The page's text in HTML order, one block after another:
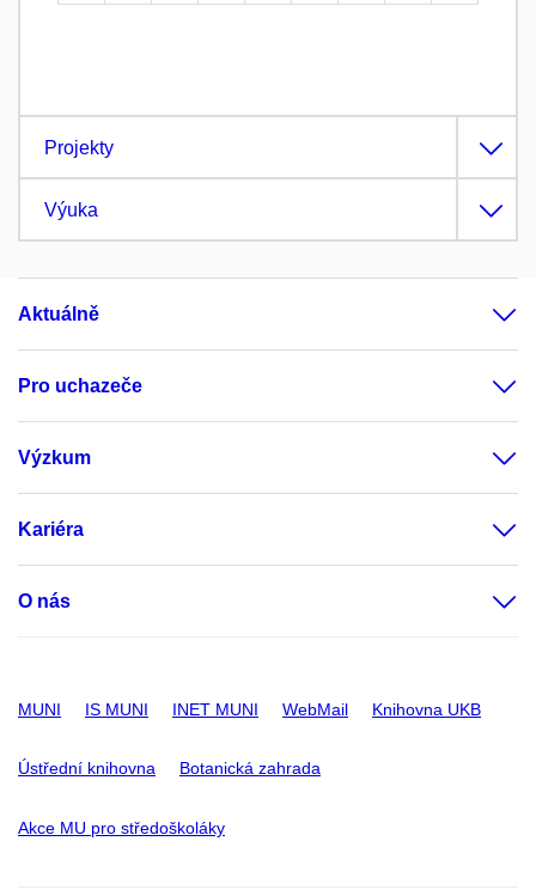
Projekty
Výuka
Aktuálně
Pro uchazeče
Výzkum
Kariéra
O nás
MUNI IS MUNI INET MUNI WebMail Knihovna UKB
Ústřední knihovna Botanická zahrada
Akce MU pro středoškoláky